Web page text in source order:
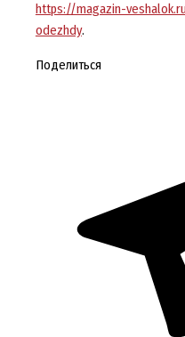
https://magazin-
odezhdy.
Поделиться